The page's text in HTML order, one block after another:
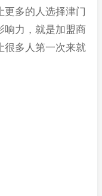
更多的人选择津门
响力，就是加盟商
很多人第一次来就